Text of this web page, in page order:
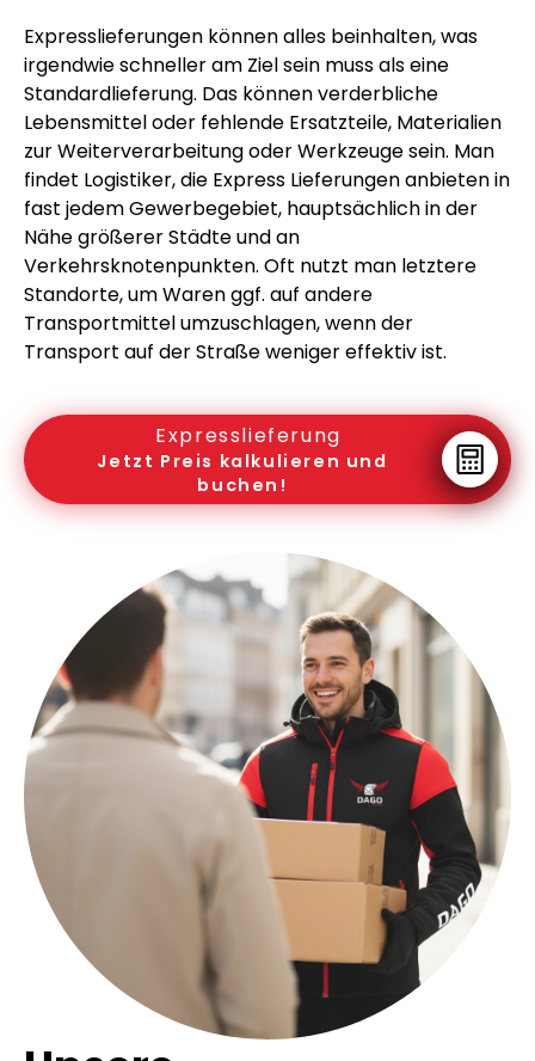
Expresslieferungen können alles beinhalten, was
irgendwie schneller am Ziel sein muss als eine
Standardlieferung. Das können verderbliche
Lebensmittel oder fehlende Ersatzteile, Materialien
zur Weiterverarbeitung oder Werkzeuge sein. Man
findet Logistiker, die Express Lieferungen anbieten in
fast jedem Gewerbegebiet, hauptsächlich in der
Nähe größerer Städte und an
Verkehrsknotenpunkten. Oft nutzt man letztere
Standorte, um Waren ggf. auf andere
Transportmittel umzuschlagen, wenn der
Transport auf der Straße weniger effektiv ist.
Expresslieferung
Jetzt Preis kalkulieren und
buchen!